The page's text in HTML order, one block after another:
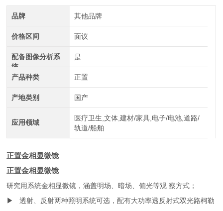
品牌 其他品牌
价格区间 面议
配备图像分析系
统
是
产品种类 正置
产地类别 国产
应用领域
医疗卫生,文体,建材/家具,电子/电池,道路/
轨道/船舶
正置金相显微镜
正置金相显微镜
研究用系统金相显微镜，涵盖明场、暗场、偏光等观 察方式；
▶ 透射、反射两种照明系统可选，配有大功率透反射式双光路柯勒